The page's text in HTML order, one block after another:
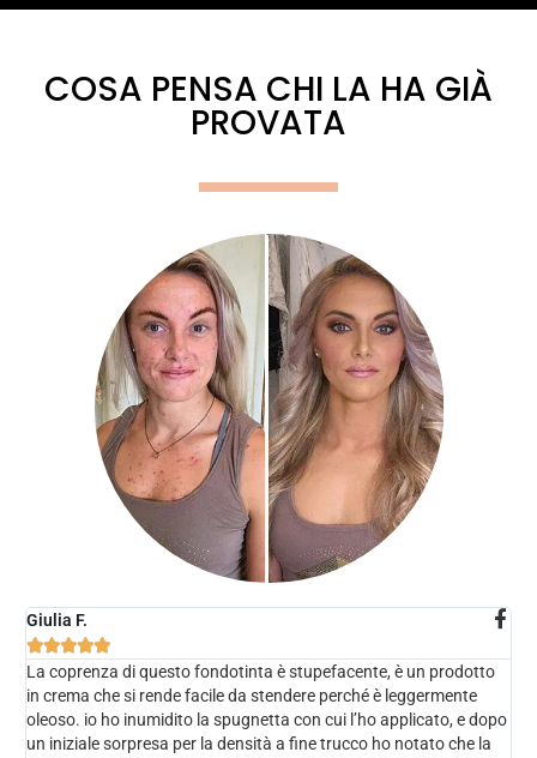
COSA PENSA CHI LA HA GIÀ
PROVATA
Giulia F.

La coprenza di questo fondotinta è stupefacente, è un prodotto
in crema che si rende facile da stendere perché è leggermente
oleoso. io ho inumidito la spugnetta con cui l’ho applicato, e dopo
un iniziale sorpresa per la densità a fine trucco ho notato che la